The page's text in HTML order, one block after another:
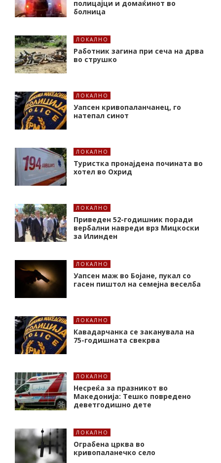
полицајци и домаќинот во
болница
ЛОКАЛНО
Работник загина при сеча на дрва
во струшко
ЛОКАЛНО
Уапсен кривопаланчанец, го
натепал синот
ЛОКАЛНО
Туристка пронајдена почината во
хотел во Охрид
ЛОКАЛНО
Приведен 52-годишник поради
вербални навреди врз Мицкоски
за Илинден
ЛОКАЛНО
Уапсен маж во Бојане, пукал со
гасен пиштол на семејна веселба
ЛОКАЛНО
Кавадарчанка се заканувала на
75-годишната свекрва
ЛОКАЛНО
Несреќа за празникот во
Македонија: Тешко повредено
деветгодишно дете
ЛОКАЛНО
Ограбена црква во
кривопаланечко село